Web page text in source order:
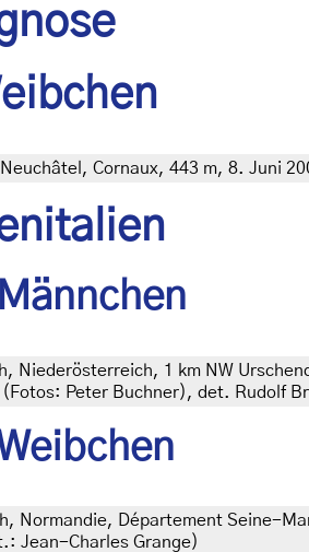
Cornaux, 443 m, 8. Juni
Niederösterreich, 1 km NW
Peter Buchner), det. Rudolf
Normandie, Département Seine-
Jean-Charles Grange)